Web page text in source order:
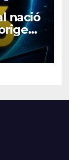
nació